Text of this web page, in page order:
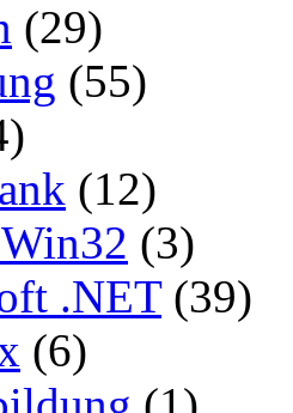
(29)
(55)
(12)
(3)
.NET(39)
(6)